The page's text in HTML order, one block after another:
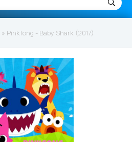
» Pinkfong - Baby Shark (2017)